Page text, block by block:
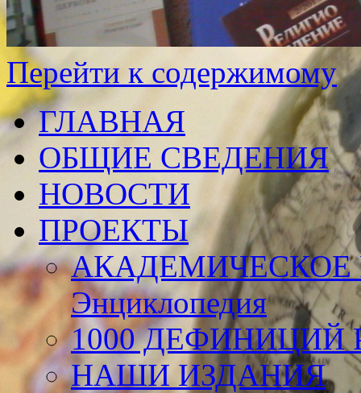
Перейти к содержимому
ГЛАВНАЯ
ОБЩИЕ СВЕДЕНИЯ
НОВОСТИ
ПРОЕКТЫ
АКАДЕМИЧЕСКОЕ
Энциклопедия
1000 ДЕФИНИЦИЙ
НАШИ ИЗДАНИЯ